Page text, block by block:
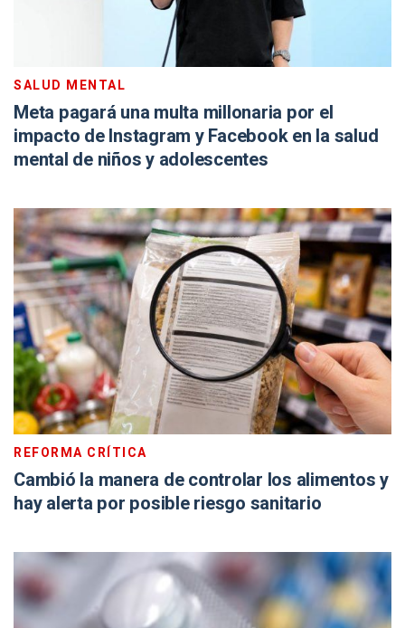
SALUD MENTAL
Meta pagará una multa millonaria por el
impacto de Instagram y Facebook en la salud
mental de niños y adolescentes
REFORMA CRÍTICA
Cambió la manera de controlar los alimentos y
hay alerta por posible riesgo sanitario